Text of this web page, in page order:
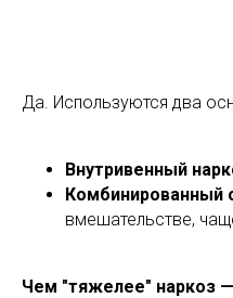
Да. Используются два
Внутривенный
Комбинированный
вмешательстве,
Чем "тяжелее" наркоз